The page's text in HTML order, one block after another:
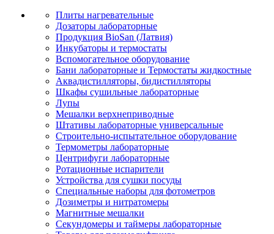
Плиты нагревательные
Дозаторы лабораторные
Продукция BioSan (Латвия)
Инкубаторы и термостаты
Вспомогательное оборудование
Бани лабораторные и Термостаты жидкостные
Аквадистилляторы, бидистилляторы
Шкафы сушильные лабораторные
Лупы
Мешалки верхнеприводные
Штативы лабораторные универсальные
Строительно-испытательное оборудование
Термометры лабораторные
Центрифуги лабораторные
Ротационные испарители
Устройства для сушки посуды
Специальные наборы для фотометров
Дозиметры и нитратомеры
Магнитные мешалки
Секундомеры и таймеры лабораторные